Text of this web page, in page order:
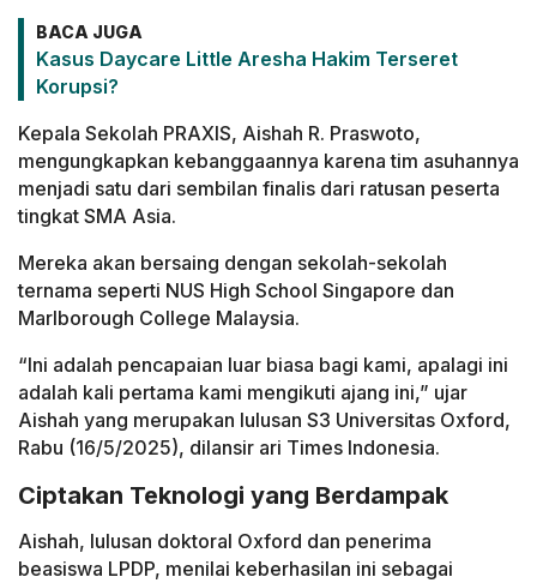
BACA JUGA
Kasus Daycare Little Aresha Hakim Terseret
Korupsi?
Kepala Sekolah PRAXIS, Aishah R. Praswoto,
mengungkapkan kebanggaannya karena tim asuhannya
menjadi satu dari sembilan finalis dari ratusan peserta
tingkat SMA Asia.
Mereka akan bersaing dengan sekolah-sekolah
ternama seperti NUS High School Singapore dan
Marlborough College Malaysia.
“Ini adalah pencapaian luar biasa bagi kami, apalagi ini
adalah kali pertama kami mengikuti ajang ini,” ujar
Aishah yang merupakan lulusan S3 Universitas Oxford,
Rabu (16/5/2025), dilansir ari Times Indonesia.
Ciptakan Teknologi yang Berdampak
Aishah, lulusan doktoral Oxford dan penerima
beasiswa LPDP, menilai keberhasilan ini sebagai